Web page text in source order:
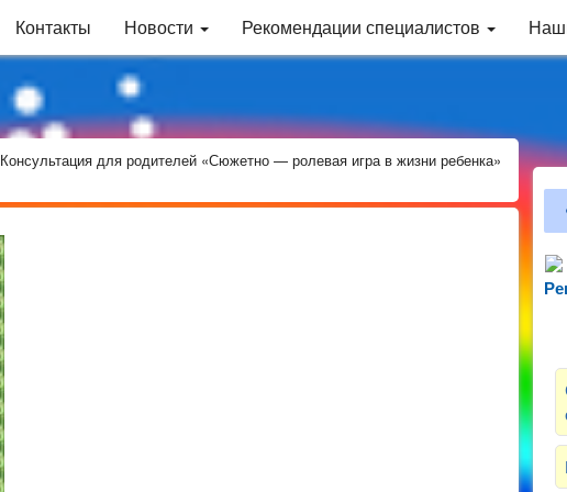
Контакты Новости Рекомендации специалистов
Консультация для родителей «Сюжетно — ролевая игра в жизни ребенка»